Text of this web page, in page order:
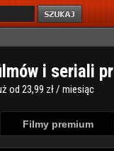
i seriali
od 23,99 zł / miesiąc
Filmy premium